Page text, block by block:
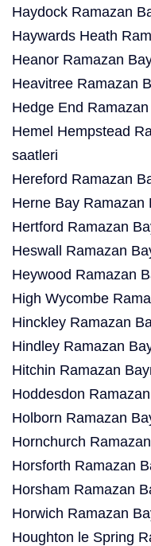
Haydock Ramazan
Haywards Heath
Heanor Ramazan
Heavitree Ramazan
Hedge End
Hemel Hempstead
saatleri
Hereford Ramazan
Herne Bay Ramazan
Hertford Ramazan
Heswall Ramazan
Heywood Ramazan
High Wycombe
Hinckley Ramazan
Hindley Ramazan
Hitchin Ramazan
Hoddesdon
Holborn Ramazan
Hornchurch
Horsforth Ramazan
Horsham Ramazan
Horwich Ramazan
Houghton le Spring